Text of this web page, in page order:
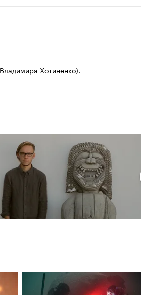
Владимира Хотиненко).